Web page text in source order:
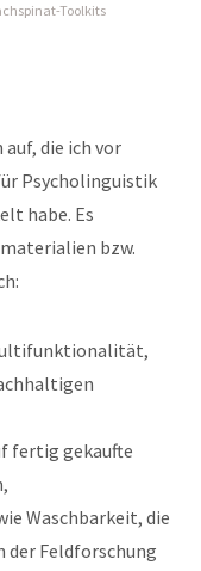
Toolkits
die ich vor
Psycholinguistik
habe. Es
bzw.
fertig gekaufte
Waschbarkeit, die
der Feldforschung